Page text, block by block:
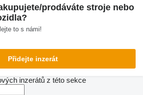
prodáváte stroje nebo
to s námi!
Přidejte inzerát
inzerátů z této sekce